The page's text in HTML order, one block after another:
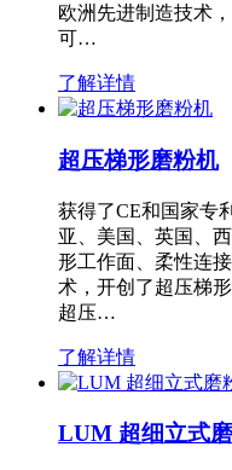
欧洲先进制造技术
可…
了解详情
超压梯形磨粉机
获得了CE和国家专
亚、美国、英国、
形工作面、柔性连
术，开创了超压梯
超压…
了解详情
LUM 超细立式